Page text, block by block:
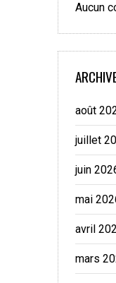
Aucun
août
juillet
juin
mai
avril
mars